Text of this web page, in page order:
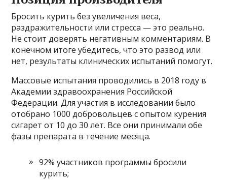
Бросить курить без увеличения веса,
раздражительности или стресса — это реально.
Не стоит доверять негативным комментариям. В
конечном итоге убедитесь, что это развод или
нет, результаты клинических испытаний помогут.
Массовые испытания проводились в 2018 году в
Академии здравоохранения Российской
Федерации. Для участия в исследовании было
отобрано 1000 добровольцев с опытом курения
сигарет от 10 до 30 лет. Все они принимали обе
фазы препарата в течение месяца.
92% участников программы бросили
курить;